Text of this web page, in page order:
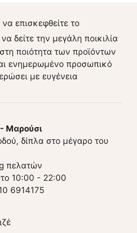
επισκεφθείτε το
δείτε την μεγάλη ποικιλία
ποιότητα των προϊόντων
ενημερωμένο προσωπικό
με ευγένεια
Μαρούσι
δίπλα στο μέγαρο του
πελατών
10:00 - 22:00
6914175